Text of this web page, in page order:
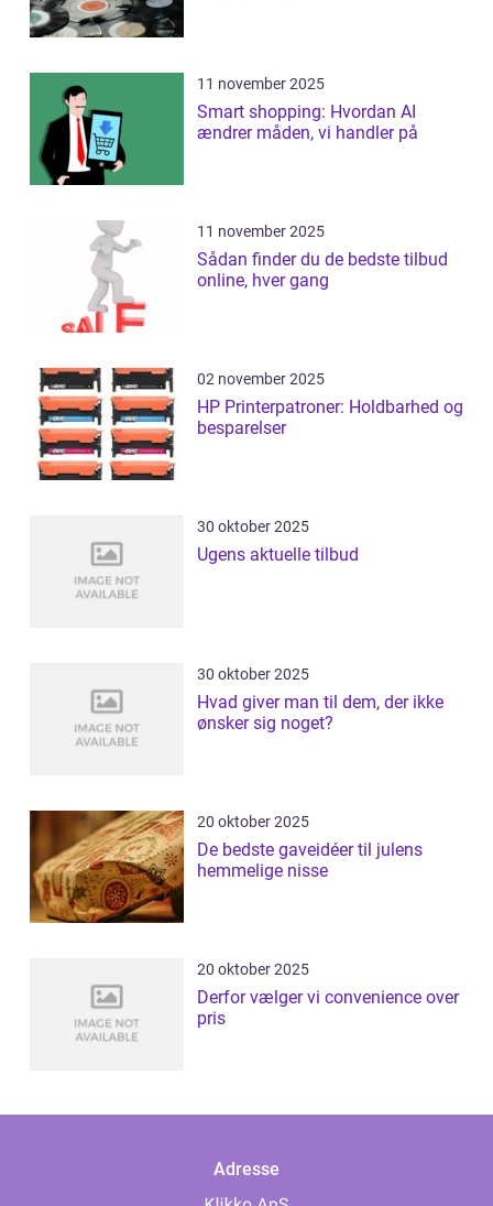
11 november 2025
Smart shopping: Hvordan AI
ændrer måden, vi handler på
11 november 2025
Sådan finder du de bedste tilbud
online, hver gang
02 november 2025
HP Printerpatroner: Holdbarhed og
besparelser
30 oktober 2025
Ugens aktuelle tilbud
30 oktober 2025
Hvad giver man til dem, der ikke
ønsker sig noget?
20 oktober 2025
De bedste gaveidéer til julens
hemmelige nisse
20 oktober 2025
Derfor vælger vi convenience over
pris
Adresse